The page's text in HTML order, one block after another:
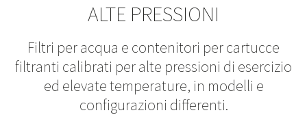
ALTE PRESSIONI
Filtri per acqua e contenitori per cartucce
filtranti calibrati per alte pressioni di esercizio
ed elevate temperature, in modelli e
configurazioni differenti.